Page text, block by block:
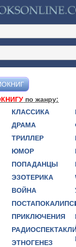
по жанру:
КЛАССИКА
ДРАМА
ТРИЛЛЕР
ЮМОР
ПОПАДАНЦЫ
ЭЗОТЕРИКА
ВОЙНА
ПРИКЛЮЧЕНИЯ
РАДИОСПЕКТАКЛИ
ЭТНОГЕНЕЗ